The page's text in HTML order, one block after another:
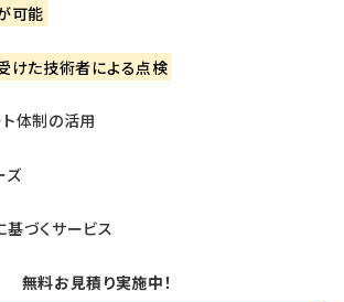
可能
けた技術者による点検
体制の活用
ズ
づくサービス
無料お見積り実施中！